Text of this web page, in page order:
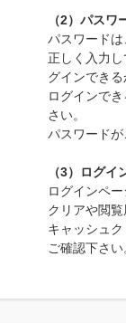
（2）パス
パスワード
正しく入力
グインできる
ログインで
さい。
パスワード
（3）ログ
ログインペ
クリアや閲覧
キャッシュ
ご確認下さい